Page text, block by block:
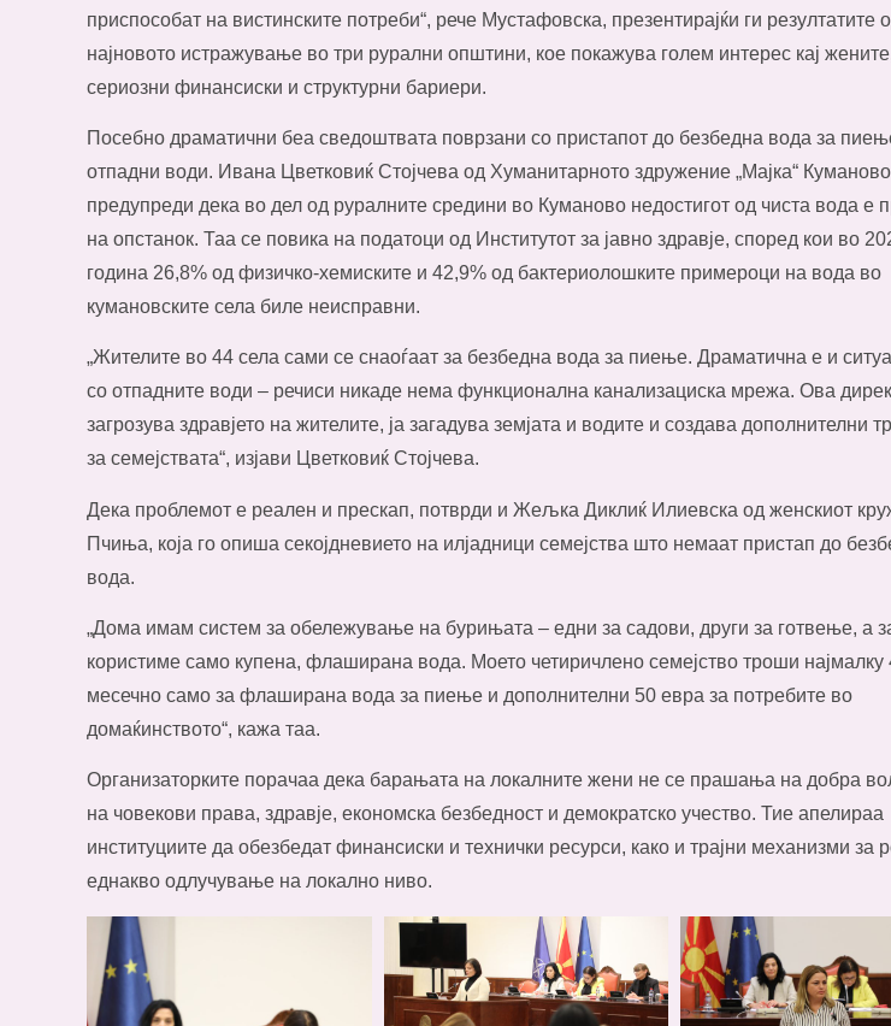
приспособат на вистинските потреби“, рече Мустафовска, презентирајќи ги резултатите
најновото истражување во три рурални општини, кое покажува голем интерес кај
сериозни финансиски и структурни бариери.
Посебно драматични беа сведоштвата поврзани со пристапот до безбедна вода за
отпадни води. Ивана Цветковиќ Стојчева од Хуманитарното здружение „Мајка“ Куманово
предупреди дека во дел од руралните средини во Куманово недостигот од чиста вода е
на опстанок. Таа се повика на податоци од Институтот за јавно здравје, според кои во
година 26,8% од физичко-хемиските и 42,9% од бактериолошките примероци на вода во
кумановските села биле неисправни.
„Жителите во 44 села сами се снаоѓаат за безбедна вода за пиење. Драматична е и
со отпадните води – речиси никаде нема функционална канализациска мрежа. Ова
загрозува здравјето на жителите, ја загадува земјата и водите и создава дополнителни
за семејствата“, изјави Цветковиќ Стојчева.
Дека проблемот е реален и прескап, потврди и Жељка Диклиќ Илиевска од женскиот
Пчиња, која го опиша секојдневието на илјадници семејства што немаат пристап до
вода.
„Дома имам систем за обележување на бурињата – едни за садови, други за готвење, а
користиме само купена, флаширана вода. Моето четиричлено семејство троши најмалку
месечно само за флаширана вода за пиење и дополнителни 50 евра за потребите во
домаќинството“, кажа таа.
Организаторките порачаа дека барањата на локалните жени не се прашања на добра
на човекови права, здравје, економска безбедност и демократско учество. Тие апелираа
институциите да обезбедат финансиски и технички ресурси, како и трајни механизми за
еднакво одлучување на локално ниво.